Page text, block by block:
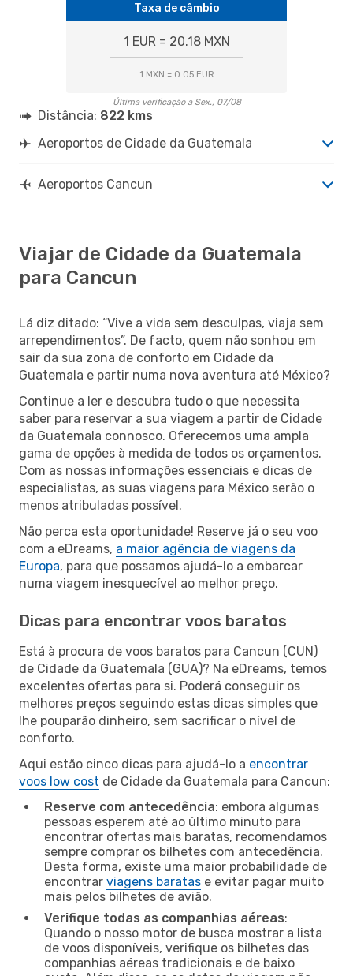
Taxa de câmbio
1 EUR = 20.18 MXN
1 MXN = 0.05 EUR
Última verificação a Sex., 07/08
Distância: 822 kms
Aeroportos de Cidade da Guatemala
Aeroportos Cancun
Viajar de Cidade da Guatemala
para Cancun
Lá diz ditado: “Vive a vida sem desculpas, viaja sem
arrependimentos”. De facto, quem não sonhou em
sair da sua zona de conforto em Cidade da
Guatemala e partir numa nova aventura até México?
Continue a ler e descubra tudo o que necessita
saber para reservar a sua viagem a partir de Cidade
da Guatemala connosco. Oferecemos uma ampla
gama de opções à medida de todos os orçamentos.
Com as nossas informações essenciais e dicas de
especialistas, as suas viagens para México serão o
menos atribuladas possível.
Não perca esta oportunidade! Reserve já o seu voo
com a eDreams, a maior agência de viagens da
Europa, para que possamos ajudá-lo a embarcar
numa viagem inesquecível ao melhor preço.
Dicas para encontrar voos baratos
Está à procura de voos baratos para Cancun (CUN)
de Cidade da Guatemala (GUA)? Na eDreams, temos
excelentes ofertas para si. Poderá conseguir os
melhores preços seguindo estas dicas simples que
lhe pouparão dinheiro, sem sacrificar o nível de
conforto.
Aqui estão cinco dicas para ajudá-lo a encontrar
voos low cost de Cidade da Guatemala para Cancun:
Reserve com antecedência: embora algumas
pessoas esperem até ao último minuto para
encontrar ofertas mais baratas, recomendamos
sempre comprar os bilhetes com antecedência.
Desta forma, existe uma maior probabilidade de
encontrar viagens baratas e evitar pagar muito
mais pelos bilhetes de avião.
Verifique todas as companhias aéreas:
Quando o nosso motor de busca mostrar a lista
de voos disponíveis, verifique os bilhetes das
companhias aéreas tradicionais e de baixo